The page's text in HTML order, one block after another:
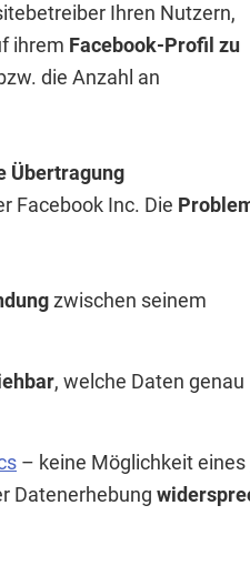
Ihren Nutzern,
ihrem Facebook-Profil zu
die Anzahl an
Übertragung
Facebook Inc. Die
zwischen seinem
, welche Daten genau
– keine Möglichkeit eines
Datenerhebung